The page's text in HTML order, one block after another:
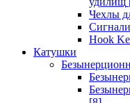
Чехлы
Hook
Катушки